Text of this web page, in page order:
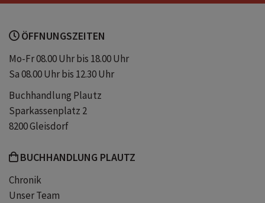
ÖFFNUNGSZEITEN
Mo-Fr 08.00 Uhr bis 18.00 Uhr
Sa 08.00 Uhr bis 12.30 Uhr
Buchhandlung Plautz
Sparkassenplatz 2
8200 Gleisdorf
BUCHHANDLUNG PLAUTZ
Chronik
Unser Team